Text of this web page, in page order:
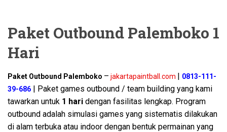
Paket Outbound Palemboko 1
Hari
Paket Outbound Palemboko – jakartapaintball.com | 0813-111-
39-686 | Paket games outbound / team building yang kami
tawarkan untuk 1 hari dengan fasilitas lengkap. Program
outbound adalah simulasi games yang sistematis dilakukan
di alam terbuka atau indoor dengan bentuk permainan yang